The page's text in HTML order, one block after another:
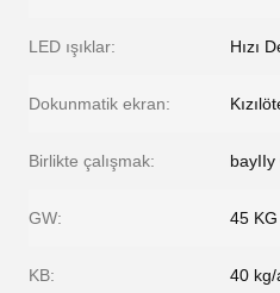
LED ışıklar: Hızı
Dokunmatik ekran:
Birlikte çalışmak: bayIIy
GW: 45 KG
KB: 40 kg/